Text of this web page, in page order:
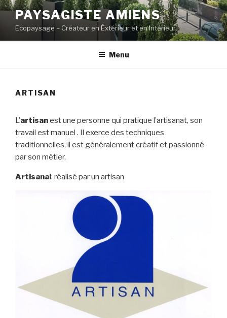
Aller
contenu
principal
PAYSAGISTE AMIENS
Ecopaysage – Créateur en Éxtérieur et en Intérieur !
Menu
ARTISAN
L’artisanest une personne qui pratique l’artisanat, son
travail est manuel . Il exerce des techniques
traditionnelles, il est généralement créatif et passionné
par son métier.
Artisanal: réalisé par un artisan